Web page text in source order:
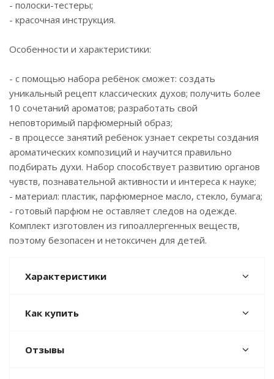
- полоски-тестеры;
- красочная инструкция.
Особенности и характеристики:
- с помощью набора ребёнок сможет: создать
уникальный рецепт классических духов; получить более
10 сочетаний ароматов; разработать свой
неповторимый парфюмерный образ;
- в процессе занятий ребёнок узнает секреты создания
ароматических композиций и научится правильно
подбирать духи. Набор способствует развитию органов
чувств, познавательной активности и интереса к науке;
- материал: пластик, парфюмерное масло, стекло, бумага;
- готовый парфюм не оставляет следов на одежде.
Комплект изготовлен из гипоаллергенных веществ,
поэтому безопасен и нетоксичен для детей.
Характеристики
Как купить
Отзывы